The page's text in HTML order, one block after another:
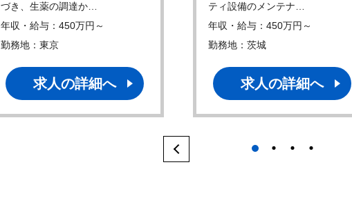
づき、生薬の調達か…
年収・給与：450万円～
勤務地：東京
求人の詳細へ
ティ設備のメンテナ…
年収・給与：450万円～
勤務地：茨城
求人の詳細へ
1